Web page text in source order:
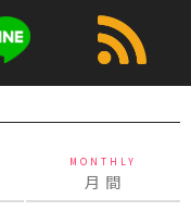
MONTHLY
月 間